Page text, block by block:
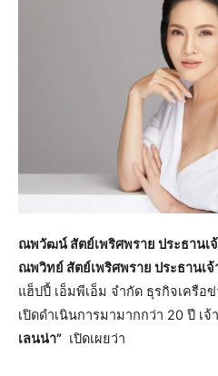
ณพวัฒน์ สัตย์เพริศพราย ประธานเ
ณพวิทย์ สัตย์เพริศพราย ประธานเ
แฮ็ปปี้ เอ็มพีเอ็ม จำกัด ธุรกิจเครือ
เปิดดำเนินการมามากกว่า 20 ปี
เลนน่า” เปิดเผยว่า